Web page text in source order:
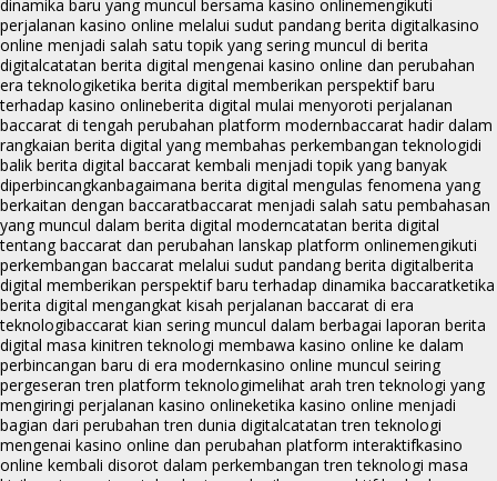
dinamika baru yang muncul bersama kasino onlinemengikuti
perjalanan kasino online melalui sudut pandang berita digitalkasino
online menjadi salah satu topik yang sering muncul di berita
digitalcatatan berita digital mengenai kasino online dan perubahan
era teknologiketika berita digital memberikan perspektif baru
terhadap kasino onlineberita digital mulai menyoroti perjalanan
baccarat di tengah perubahan platform modernbaccarat hadir dalam
rangkaian berita digital yang membahas perkembangan teknologidi
balik berita digital baccarat kembali menjadi topik yang banyak
diperbincangkanbagaimana berita digital mengulas fenomena yang
berkaitan dengan baccaratbaccarat menjadi salah satu pembahasan
yang muncul dalam berita digital moderncatatan berita digital
tentang baccarat dan perubahan lanskap platform onlinemengikuti
perkembangan baccarat melalui sudut pandang berita digitalberita
digital memberikan perspektif baru terhadap dinamika baccaratketika
berita digital mengangkat kisah perjalanan baccarat di era
teknologibaccarat kian sering muncul dalam berbagai laporan berita
digital masa kinitren teknologi membawa kasino online ke dalam
perbincangan baru di era modernkasino online muncul seiring
pergeseran tren platform teknologimelihat arah tren teknologi yang
mengiringi perjalanan kasino onlineketika kasino online menjadi
bagian dari perubahan tren dunia digitalcatatan tren teknologi
mengenai kasino online dan perubahan platform interaktifkasino
online kembali disorot dalam perkembangan tren teknologi masa